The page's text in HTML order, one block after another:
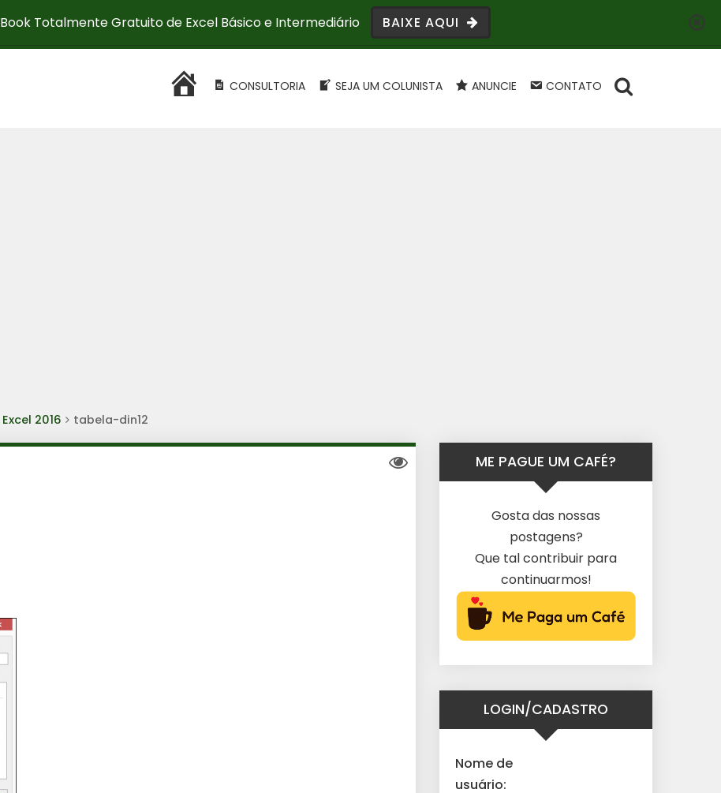
Totalmente Gratuito de Excel Básico e Intermediário BAIXE AQUI
HOMECONSULTORIA SEJA UM COLUNISTA ANUNCIE CONTATO
2016 tabela-din12
ME PAGUE UM CAFÉ?
Gosta das nossas
postagens?
Que tal contribuir para
continuarmos!
LOGIN/CADASTRO
Nome de
usuário: